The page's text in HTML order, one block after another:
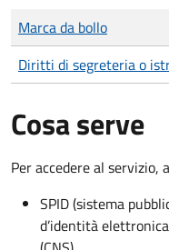
Tipo di pagamento
Importo
Marca da bollo
Diritti di segreteria o
Cosa serve
Per accedere al servizio,
SPID (sistema
d’identità